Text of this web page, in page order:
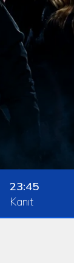
23:45
Kanıt